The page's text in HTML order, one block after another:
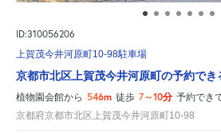
ID:310056206
上賀茂今井河原町10-98駐車場
京都市北区上賀茂今井河原町の予約でき
植物園会館から 546m 徒歩 7～10分 予約でき
京都府京都市北区上賀茂今井河原町10-98